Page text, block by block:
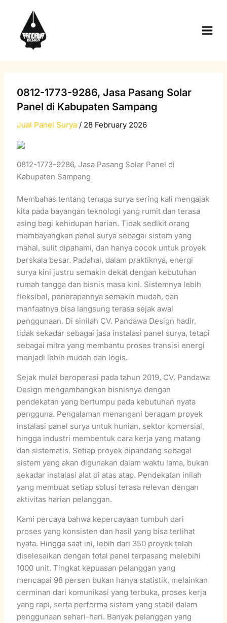
content
0812-1773-9286, Jasa Pasang Solar
Panel di Kabupaten Sampang
Jual Panel Surya / 28 February 2026
0812-1773-9286, Jasa Pasang Solar Panel di
Kabupaten Sampang
Membahas tentang tenaga surya sering kali mengajak
kita pada bayangan teknologi yang rumit dan terasa
asing bagi kehidupan harian. Tidak sedikit orang
membayangkan panel surya sebagai sistem yang
mahal, sulit dipahami, dan hanya cocok untuk proyek
berskala besar. Padahal, dalam praktiknya, energi
surya kini justru semakin dekat dengan kebutuhan
rumah tangga dan bisnis masa kini. Sistemnya lebih
fleksibel, penerapannya semakin mudah, dan
manfaatnya bisa langsung terasa sejak awal
penggunaan. Di sinilah CV. Pandawa Design hadir,
tidak sekadar sebagai jasa instalasi panel surya, tetapi
sebagai mitra yang membantu proses transisi energi
menjadi lebih mudah dan logis.
Sejak mulai beroperasi pada tahun 2019, CV. Pandawa
Design mengembangkan bisnisnya dengan
pendekatan yang bertumpu pada kebutuhan nyata
pengguna. Pengalaman menangani beragam proyek
instalasi panel surya untuk hunian, sektor komersial,
hingga industri membentuk cara kerja yang matang
dan sistematis. Setiap proyek dipandang sebagai
sistem yang akan digunakan dalam waktu lama, bukan
sekadar instalasi alat di atas atap. Pendekatan inilah
yang membuat setiap solusi terasa relevan dengan
aktivitas harian pelanggan.
Kami percaya bahwa kepercayaan tumbuh dari
proses yang konsisten dan hasil yang bisa terlihat
nyata. Hingga saat ini, lebih dari 350 proyek telah
diselesaikan dengan total panel terpasang melebihi
1000 unit. Tingkat kepuasan pelanggan yang
mencapai 98 persen bukan hanya statistik, melainkan
cerminan dari komunikasi yang terbuka, proses kerja
yang rapi, serta performa sistem yang stabil dalam
penggunaan sehari-hari. Banyak pelanggan yang